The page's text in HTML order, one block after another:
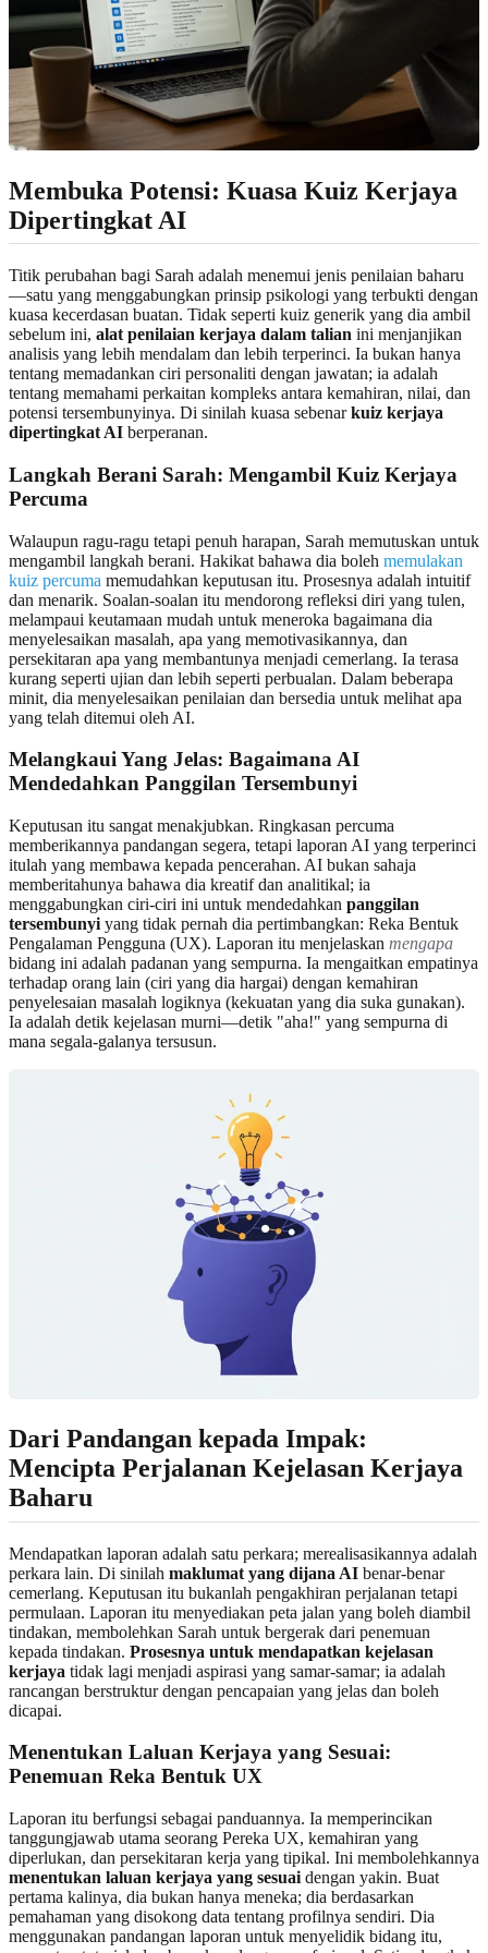
Membuka Potensi: Kuasa Kuiz Kerjaya
Dipertingkat AI
Titik perubahan bagi Sarah adalah menemui jenis penilaian baharu
—satu yang menggabungkan prinsip psikologi yang terbukti dengan
kuasa kecerdasan buatan. Tidak seperti kuiz generik yang dia ambil
sebelum ini, alat penilaian kerjaya dalam talian ini menjanjikan
analisis yang lebih mendalam dan lebih terperinci. Ia bukan hanya
tentang memadankan ciri personaliti dengan jawatan; ia adalah
tentang memahami perkaitan kompleks antara kemahiran, nilai, dan
potensi tersembunyinya. Di sinilah kuasa sebenarkuiz kerjaya
dipertingkat AI berperanan.
Langkah Berani Sarah: Mengambil Kuiz Kerjaya
Percuma
Walaupun ragu-ragu tetapi penuh harapan, Sarah memutuskan untuk
mengambil langkah berani. Hakikat bahawa dia boleh memulakan
kuiz percuma memudahkan keputusan itu. Prosesnya adalah intuitif
dan menarik. Soalan-soalan itu mendorong refleksi diri yang tulen,
melampaui keutamaan mudah untuk meneroka bagaimana dia
menyelesaikan masalah, apa yang memotivasikannya, dan
persekitaran apa yang membantunya menjadi cemerlang. Ia terasa
kurang seperti ujian dan lebih seperti perbualan. Dalam beberapa
minit, dia menyelesaikan penilaian dan bersedia untuk melihat apa
yang telah ditemui oleh AI.
Melangkaui Yang Jelas: Bagaimana AI
Mendedahkan Panggilan Tersembunyi
Keputusan itu sangat menakjubkan. Ringkasan percuma
memberikannya pandangan segera, tetapi laporan AI yang terperinci
itulah yang membawa kepada pencerahan. AI bukan sahaja
memberitahunya bahawa dia kreatif dan analitikal; ia
menggabungkan ciri-ciri ini untuk mendedahkan panggilan
tersembunyi yang tidak pernah dia pertimbangkan: Reka Bentuk
Pengalaman Pengguna (UX). Laporan itu menjelaskan mengapa
bidang ini adalah padanan yang sempurna. Ia mengaitkan empatinya
terhadap orang lain (ciri yang dia hargai) dengan kemahiran
penyelesaian masalah logiknya (kekuatan yang dia suka gunakan).
Ia adalah detik kejelasan murni—detik "aha!" yang sempurna di
mana segala-galanya tersusun.
Dari Pandangan kepada Impak:
Mencipta Perjalanan Kejelasan Kerjaya
Baharu
Mendapatkan laporan adalah satu perkara; merealisasikannya adalah
perkara lain. Di sinilah maklumat yang dijana AI benar-benar
cemerlang. Keputusan itu bukanlah pengakhiran perjalanan tetapi
permulaan. Laporan itu menyediakan peta jalan yang boleh diambil
tindakan, membolehkan Sarah untuk bergerak dari penemuan
kepada tindakan. Prosesnya untuk mendapatkan kejelasan
kerjaya tidak lagi menjadi aspirasi yang samar-samar; ia adalah
rancangan berstruktur dengan pencapaian yang jelas dan boleh
dicapai.
Menentukan Laluan Kerjaya yang Sesuai:
Penemuan Reka Bentuk UX
Laporan itu berfungsi sebagai panduannya. Ia memperincikan
tanggungjawab utama seorang Pereka UX, kemahiran yang
diperlukan, dan persekitaran kerja yang tipikal. Ini membolehkannya
menentukan laluan kerjaya yang sesuai dengan yakin. Buat
pertama kalinya, dia bukan hanya meneka; dia berdasarkan
pemahaman yang disokong data tentang profilnya sendiri. Dia
menggunakan pandangan laporan untuk menyelidik bidang itu,